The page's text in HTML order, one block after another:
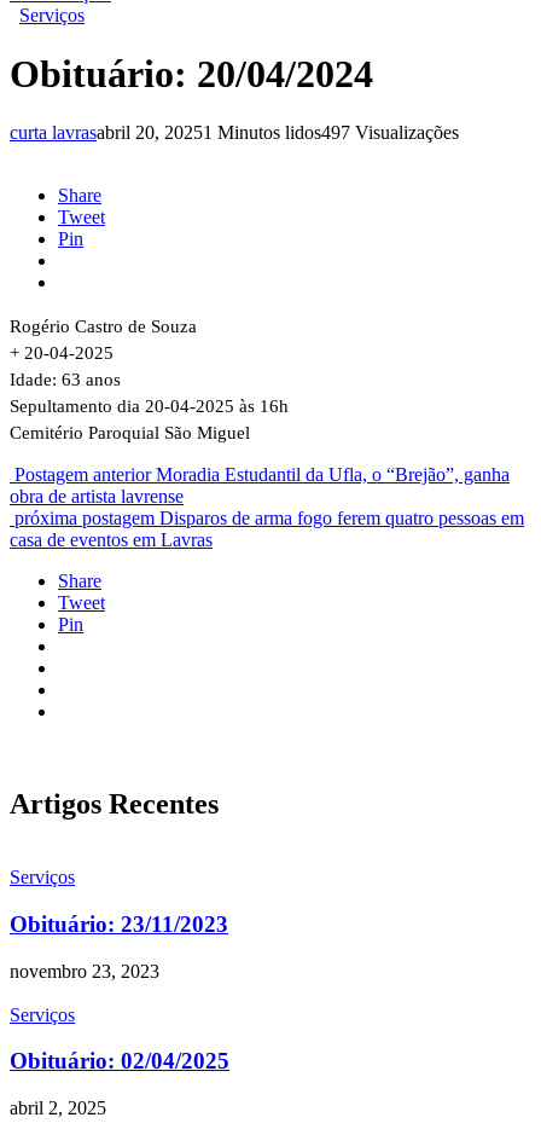
Serviços
Obituário: 20/04/2024
curta lavrasabril 20, 20251 Minutos lidos497 Visualizações
Share
Tweet
Pin
Rogério Castro de Souza
+ 20-04-2025
Idade: 63 anos
Sepultamento dia 20-04-2025 às 16h
Cemitério Paroquial São Miguel
Postagem anterior Moradia Estudantil da Ufla, o “Brejão”, ganha
obra de artista lavrense
próxima postagem Disparos de arma fogo ferem quatro pessoas em
casa de eventos em Lavras
Share
Tweet
Pin
Artigos Recentes
Serviços
Obituário: 23/11/2023
novembro 23, 2023
Serviços
Obituário: 02/04/2025
abril 2, 2025